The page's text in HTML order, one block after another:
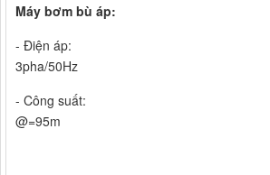
Máy bơm bù áp:
- Điện áp:
3pha/50Hz
- Công suất: Q =
@=95m